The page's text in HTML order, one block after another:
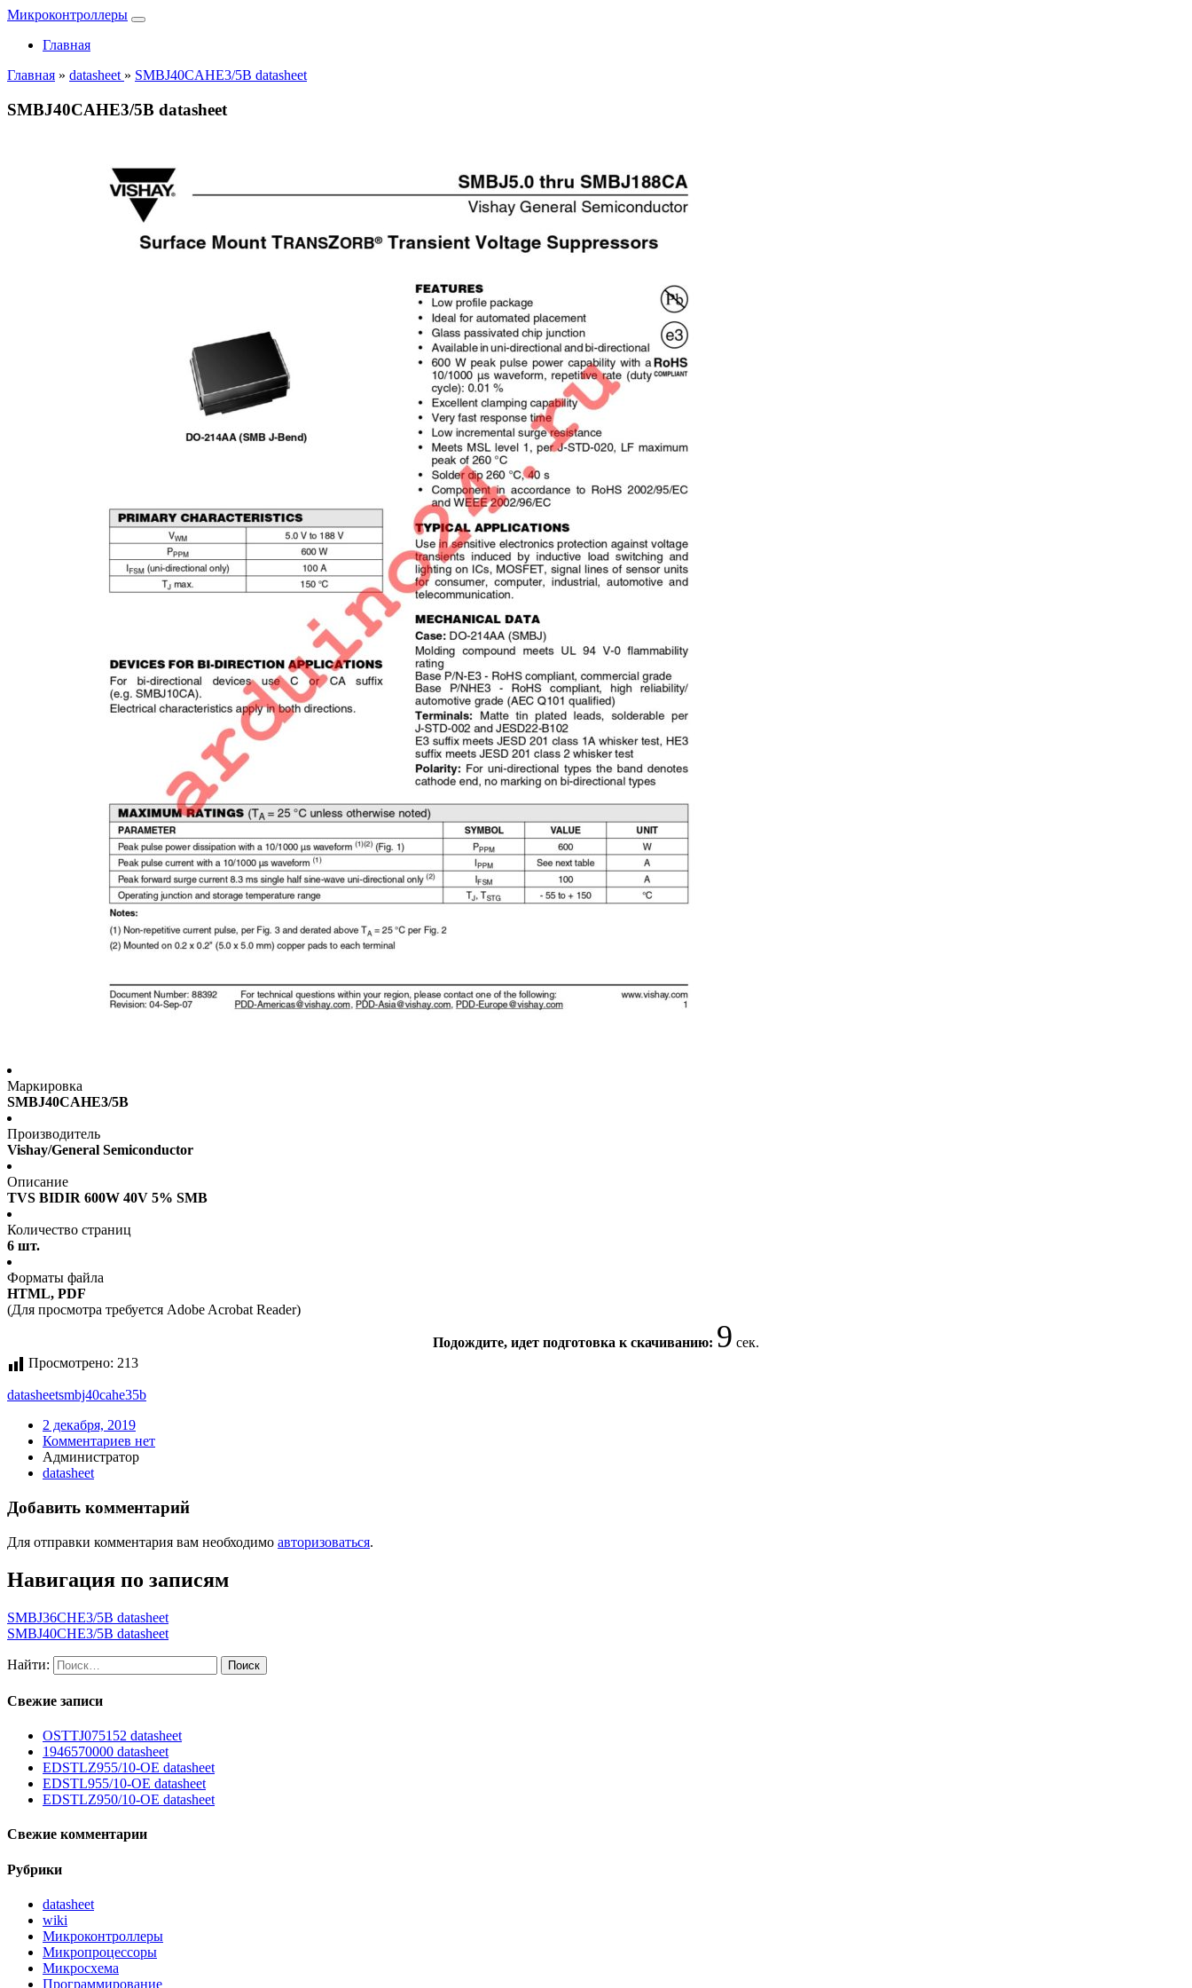
Микроконтроллеры
Главная
Главная » datasheet » SMBJ40CAHE3/5B datasheet
SMBJ40CAHE3/5B datasheet
Маркировка
SMBJ40CAHE3/5B
Производитель
Vishay/General Semiconductor
Описание
TVS BIDIR 600W 40V 5% SMB
Количество страниц
6 шт.
Форматы файла
HTML, PDF
(Для просмотра требуется Adobe Acrobat Reader)
Подождите, идет подготовка к скачиванию: 8 сек.
Просмотрено: 213
datasheetsmbj40cahe35b
2 декабря, 2019
Комментариев нет
Администратор
datasheet
Добавить комментарий
Для отправки комментария вам необходимо авторизоваться.
Навигация по записям
SMBJ36CHE3/5B datasheet
SMBJ40CHE3/5B datasheet
Найти:
Свежие записи
OSTTJ075152 datasheet
1946570000 datasheet
EDSTLZ955/10-OE datasheet
EDSTL955/10-OE datasheet
EDSTLZ950/10-OE datasheet
Свежие комментарии
Рубрики
datasheet
wiki
Микроконтроллеры
Микропроцессоры
Микросхема
Программирование